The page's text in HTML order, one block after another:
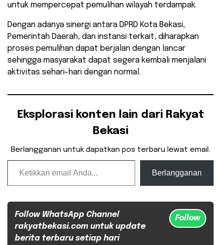
untuk mempercepat pemulihan wilayah terdampak.
Dengan adanya sinergi antara DPRD Kota Bekasi,
Pemerintah Daerah, dan instansi terkait, diharapkan
proses pemulihan dapat berjalan dengan lancar
sehingga masyarakat dapat segera kembali menjalani
aktivitas sehari-hari dengan normal.
Eksplorasi konten lain dari Rakyat
Bekasi
Berlangganan untuk dapatkan pos terbaru lewat email.
Ketikkan email Anda...
Berlangganan
Follow WhatsApp Channel
rakyatbekasi.com untuk update
berita terbaru setiap hari
Follow